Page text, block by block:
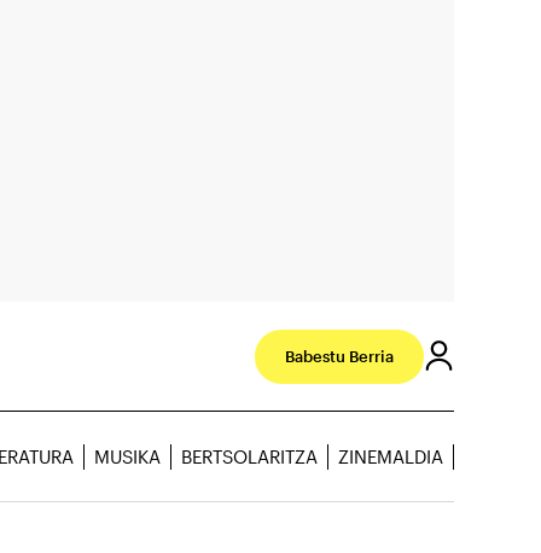
Babestu Berria
MUSIKA BERTSOLARITZA ZINEMALDIA